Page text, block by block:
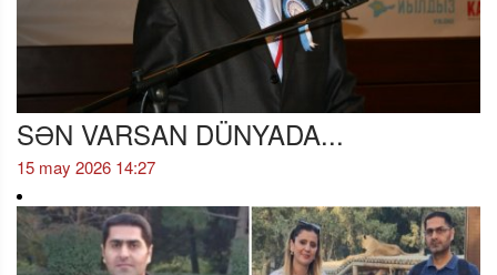
SƏN VARSAN DÜNYADA...
15 may 2026 14:27